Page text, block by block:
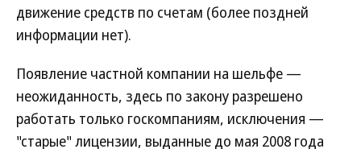
движение средств по счетам (более поздней
информации нет).
Появление частной компании на шельфе —
неожиданность, здесь по закону разрешено
работать только госкомпаниям, исключения —
"старые" лицензии, выданные до мая 2008 года